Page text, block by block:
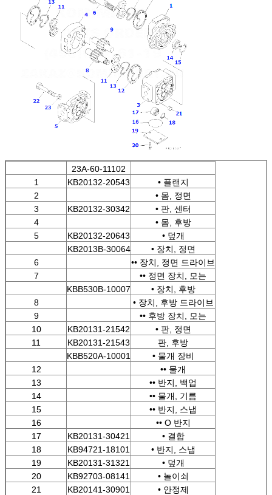
23A-60-11102
1
KB20132-20543
• 플랜지
2
• 몸, 정면
3
KB20132-30342
• 판, 센터
4
• 몸, 후방
5
KB20132-20643
• 덮개
KB2013B-30064
• 장치, 정면
6
•• 장치, 정면 드라이브
7
•• 정면 장치, 모는
KBB530B-10007
• 장치, 후방
8
• 장치, 후방 드라이브
9
•• 후방 장치, 모는
10
KB20131-21542
• 판, 정면
11
KB20131-21543
판, 후방
KBB520A-10001
• 물개 장비
12
•• 물개
13
•• 반지, 백업
14
•• 물개, 기름
15
•• 반지, 스냅
16
•• O 반지
17
KB20131-30421
• 결합
18
KB94721-18101
• 반지, 스냅
19
KB20131-31321
• 덮개
20
KB92703-08141
• 놀이쇠
21
KB20141-30901
• 안정제